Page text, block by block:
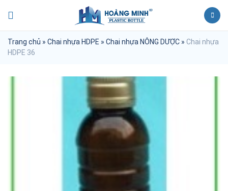
Trang chủ » Chai nhựa HDPE » Chai nhựa NÔNG DƯỢC » Chai nhựa
HDPE 36